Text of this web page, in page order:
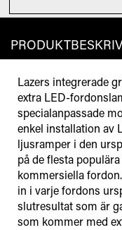
Lazers integrerade
extra LED-
specialanpassade
enkel installation av
ljusramper i den
på de flesta
kommersiella
in i varje fordons
slutresultat som är
som kommer med